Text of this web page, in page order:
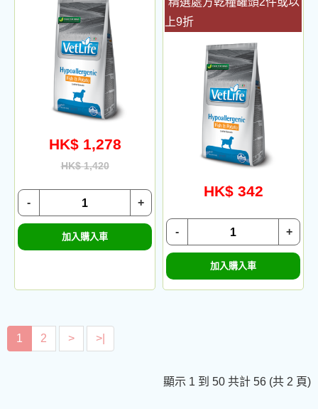
HK$ 1,278
HK$ 1,420
+
-
加入購入車
上9折
HK$ 342
+
-
加入購入車
1 2 > >|
顯示 1 到 50 共計 56 (共 2 頁)